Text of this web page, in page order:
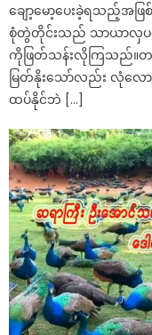
ချော့မော့ပေးခဲ့ရသည့်အ
စုံတွဲတိုင်းသည် သာယာလှပ
ကိုဖြတ်သန်းလိုကြသည်။တစ်
မြတ်နိုးသော်လည်း လုံလ
ထပ်နိုင်ဘဲ […]